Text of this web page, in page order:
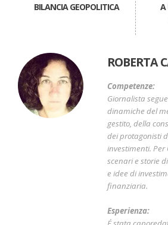
BILANCIA GEOPOLITICA
A
ROBERTA
Competenze:
Giornalista
dinamiche del
gestito, della
dei protagonisti
investimenti. Per
scenari e storie
e idee di
finanziaria.
Esperienza: